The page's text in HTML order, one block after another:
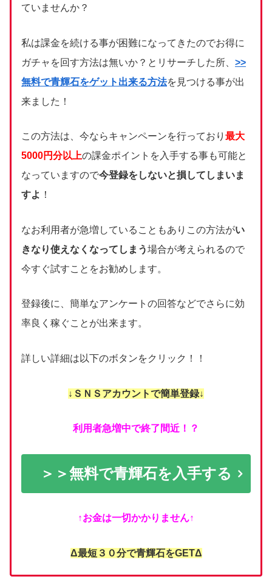
ていませんか？
私は課金を続ける事が困難になってきたのでお得に
ガチャを回す方法は無いか？とリサーチした所、 >>
無料で青輝石をゲット出来る方法を見つける事が出
来ました！
この方法は、今ならキャンペーンを行っており 最大
5000円分以上の課金ポイントを入手する事も可能と
なっていますので今登録をしないと損してしまいま
すよ ！
なお利用者が急増していることもありこの方法がい
きなり使えなくなってしまう場合が考えられるので
今すぐ試すことをお勧めします。
登録後に、簡単なアンケートの回答などでさらに効
率良く稼ぐことが出来ます。
詳しい詳細は以下のボタンをクリック！！
↓ＳＮＳアカウントで簡単登録↓
利用者急増中で終了間近！？
＞＞無料で青輝石を入手する
↑お金は一切かかりません↑
Δ最短３０分で青輝石をGETΔ